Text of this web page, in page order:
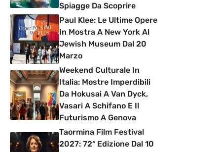
Spiagge Da Scoprire
Paul Klee: Le Ultime Opere
In Mostra A New York Al
Jewish Museum Dal 20
Marzo
Weekend Culturale In
Italia: Mostre Imperdibili
Da Hokusai A Van Dyck,
Vasari A Schifano E Il
Futurismo A Genova
Taormina Film Festival
2027: 72ª Edizione Dal 10